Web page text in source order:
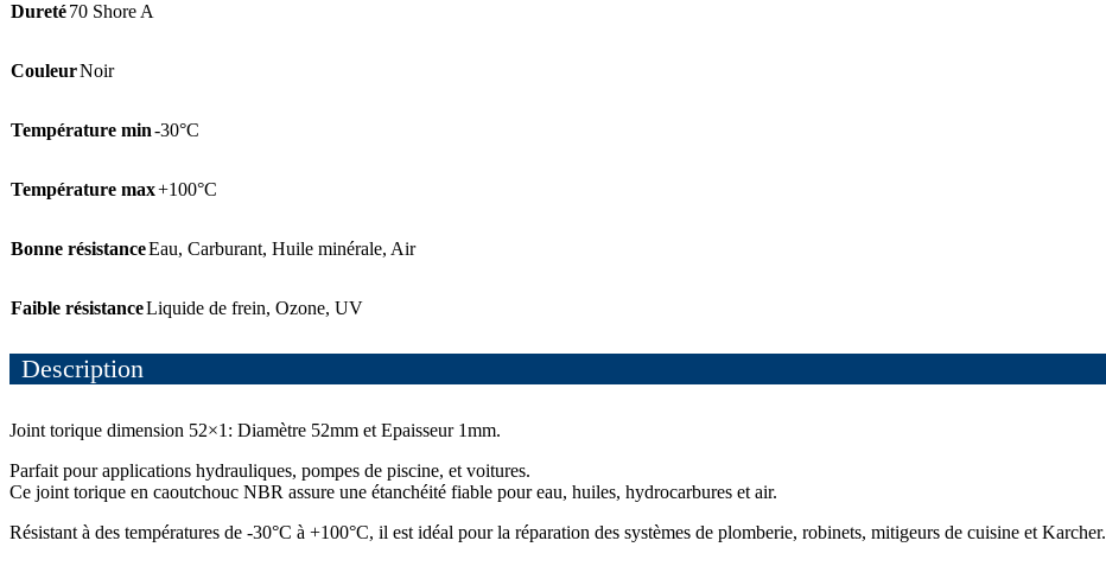
Dureté70 Shore A
CouleurNoir
Température min-30°C
Température max+100°C
Bonne résistanceEau, Carburant, Huile minérale, Air
Faible résistanceLiquide de frein, Ozone, UV
Description
Joint torique dimension 52×1: Diamètre 52mm et Epaisseur 1mm.
Parfait pour applications hydrauliques, pompes de piscine, et voitures.
Ce joint torique en caoutchouc NBR assure une étanchéité fiable pour eau, huiles, hydrocarbures et air.
Résistant à des températures de -30°C à +100°C, il est idéal pour la réparation des systèmes de plomberie, robinets, mitigeurs de cuisine et Karcher.